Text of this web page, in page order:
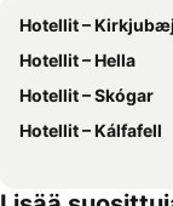
Hotellit –
Hotellit – Hella
Hotellit – Skógar
Hotellit – Kálfafell